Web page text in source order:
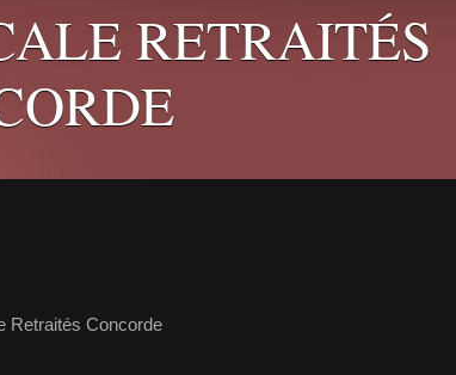
RETRAITÉS
Retraités Concorde